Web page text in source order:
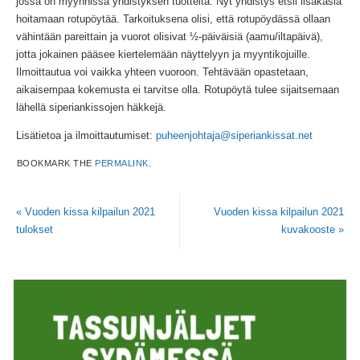
hoitamaan rotupöytää. Tarkoituksena olisi, että rotupöydässä ollaan
vähintään pareittain ja vuorot olisivat ½-päiväisiä (aamu/iltapäivä),
jotta jokainen pääsee kiertelemään näyttelyyn ja myyntikojuille.
Ilmoittautua voi vaikka yhteen vuoroon. Tehtävään opastetaan,
aikaisempaa kokemusta ei tarvitse olla. Rotupöytä tulee sijaitsemaan
lähellä siperiankissojen häkkejä.
Lisätietoa ja ilmoittautumiset: puheenjohtaja@siperiankissat.net
BOOKMARK THE PERMALINK
«Vuoden kissa kilpailun 2021
tulokset
Vuoden kissa kilpailun 2021
kuvakooste»